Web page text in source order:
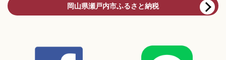
岡山県瀬戸内市ふるさと納税